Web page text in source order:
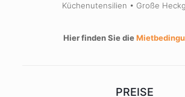
Küchenutensilien • Große
Hier finden Sie die
PREISE